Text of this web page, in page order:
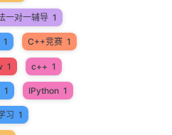
一对一辅导 1
1 C++竞赛 1
1 c++ 1
1 IPython 1
习 1